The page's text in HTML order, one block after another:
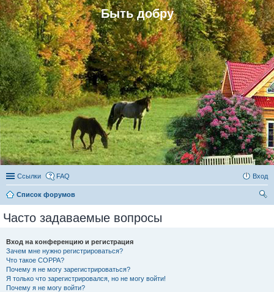
Быть добру
Ссылки FAQ Вход
Список форумов
Часто задаваемые вопросы
Вход на конференцию и регистрация
Зачем мне нужно регистрироваться?
Что такое COPPA?
Почему я не могу зарегистрироваться?
Я только что зарегистрировался, но не могу войти!
Почему я не могу войти?